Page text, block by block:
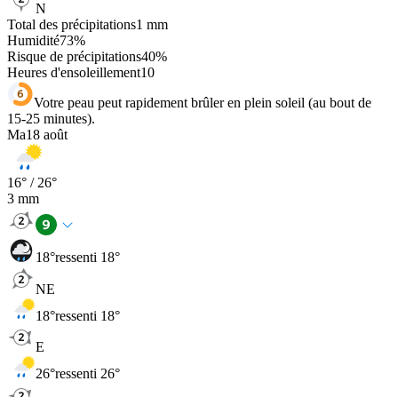
N
Total des précipitations1 mm
Humidité73%
Risque de précipitations40%
Heures d'ensoleillement10
Votre peau peut rapidement brûler en plein soleil (au bout de
15-25 minutes).
Ma18 août
16° / 26°
3 mm
18°ressenti 18°
NE
18°ressenti 18°
E
26°ressenti 26°